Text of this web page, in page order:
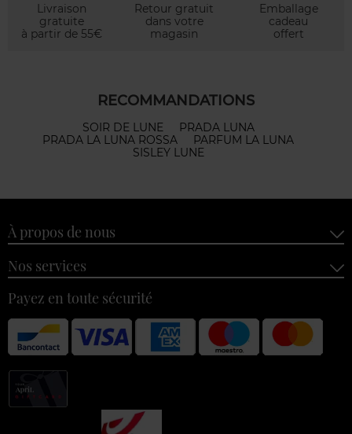
Livraison
gratuite
à partir de 55€
Retour gratuit
dans votre
magasin
Emballage
cadeau
offert
RECOMMANDATIONS
SOIR DE LUNE
PRADA LUNA
PRADA LA LUNA ROSSA
PARFUM LA LUNA
SISLEY LUNE
À propos de nous
Nos services
Payez en toute sécurité